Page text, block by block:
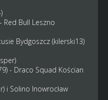
Red Bull Leszno
Bydgoszcz (kilerski13)
- Draco Squad Kościan
i Solino Inowrocław